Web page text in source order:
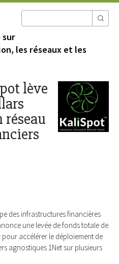
sur
les réseaux et les
lève
réseau
des infrastructures financières
une levée de fonds totale de
pour accélérer le déploiement de
agnostiques 1Net sur plusieurs